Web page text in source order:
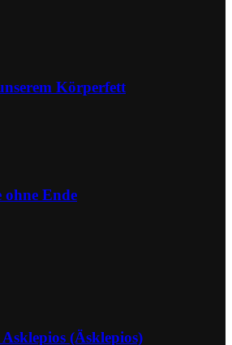
Körperfett
ohne Ende
(Äsklepios)